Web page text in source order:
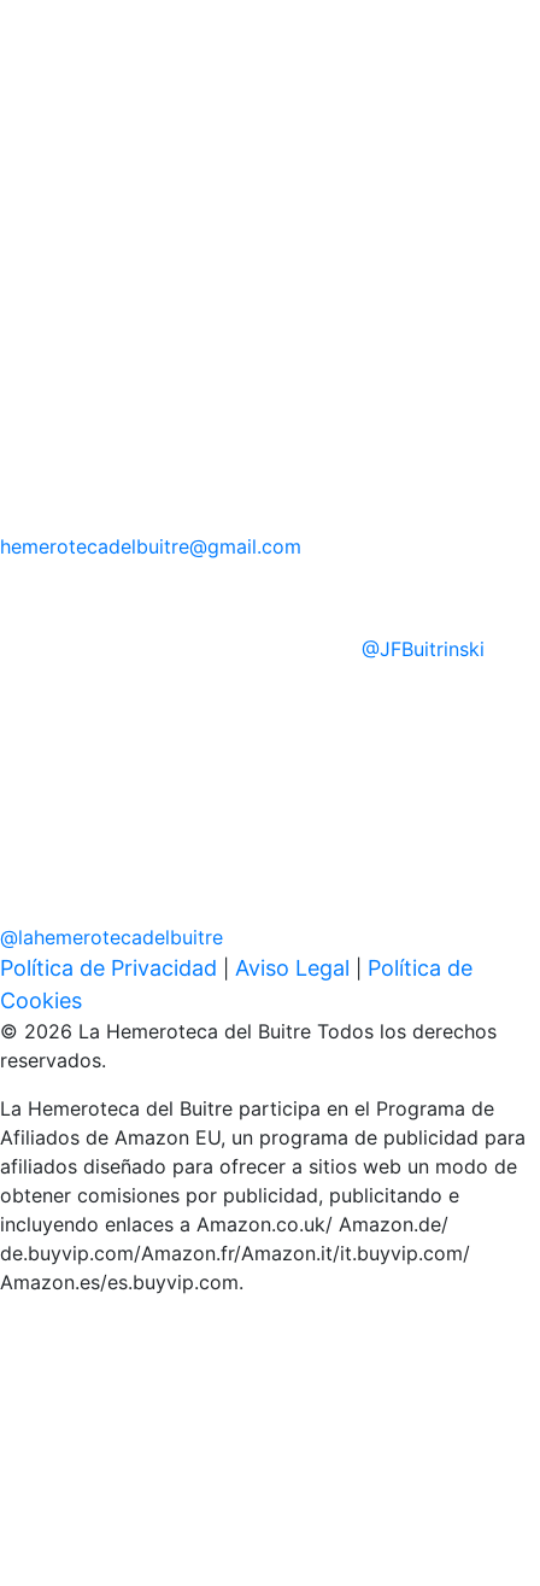
hemerotecadelbuitre@gmail.com
@JFBuitrinski
@lahemerotecadelbuitre
Política de Privacidad Aviso Legal
Política de
Cookies
© 2026 La Hemeroteca del Buitre Todos los derechos
reservados.
La Hemeroteca del Buitre participa en el Programa de
Afiliados de Amazon EU, un programa de publicidad para
afiliados diseñado para ofrecer a sitios web un modo de
obtener comisiones por publicidad, publicitando e
incluyendo enlaces a Amazon.co.uk/ Amazon.de/
de.buyvip.com/Amazon.fr/Amazon.it/it.buyvip.com/
Amazon.es/es.buyvip.com.